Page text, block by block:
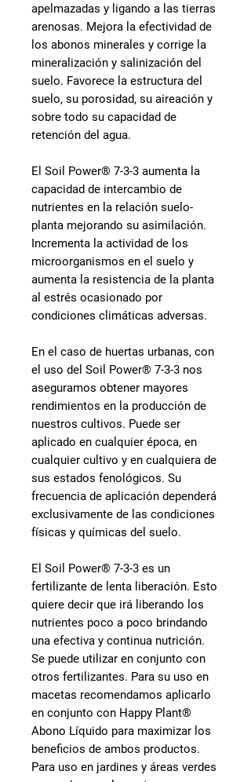
apelmazadas y ligando a las tierras
arenosas. Mejora la efectividad de
los abonos minerales y corrige la
mineralización y salinización del
suelo. Favorece la estructura del
suelo, su porosidad, su aireación y
sobre todo su capacidad de
retención del agua.
El Soil Power® 7-3-3 aumenta la
capacidad de intercambio de
nutrientes en la relación suelo-
planta mejorando su asimilación.
Incrementa la actividad de los
microorganismos en el suelo y
aumenta la resistencia de la planta
al estrés ocasionado por
condiciones climáticas adversas.
En el caso de huertas urbanas, con
el uso del Soil Power® 7-3-3 nos
aseguramos obtener mayores
rendimientos en la producción de
nuestros cultivos. Puede ser
aplicado en cualquier época, en
cualquier cultivo y en cualquiera de
sus estados fenológicos. Su
frecuencia de aplicación dependerá
exclusivamente de las condiciones
físicas y químicas del suelo.
El Soil Power® 7-3-3 es un
fertilizante de lenta liberación. Esto
quiere decir que irá liberando los
nutrientes poco a poco brindando
una efectiva y continua nutrición.
Se puede utilizar en conjunto con
otros fertilizantes. Para su uso en
macetas recomendamos aplicarlo
en conjunto con Happy Plant®
Abono Líquido para maximizar los
beneficios de ambos productos.
Para uso en jardines y áreas verdes